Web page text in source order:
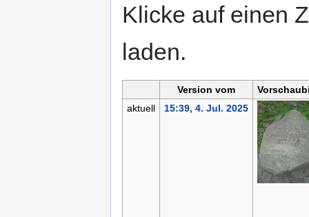
Klicke auf einen
laden.
Version vom
aktuell
15:39, 4. Jul. 2025